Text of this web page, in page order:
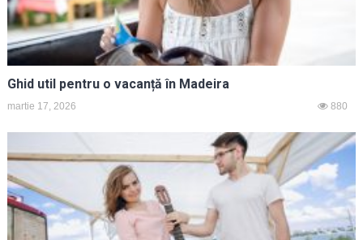
Ghid util pentru o vacanță în Madeira
martie 17, 2026 880